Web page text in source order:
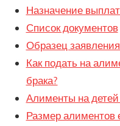
Назначение
Список документов
Образец
Как подать на
брака?
Алименты на детей
Размер алиментов